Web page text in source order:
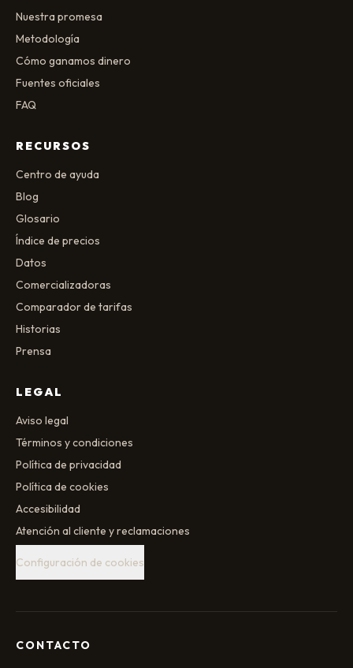
Nuestra promesa
Metodología
Cómo ganamos dinero
Fuentes oficiales
FAQ
RECURSOS
Centro de ayuda
Blog
Glosario
Índice de precios
Datos
Comercializadoras
Comparador de tarifas
Historias
Prensa
LEGAL
Aviso legal
Términos y condiciones
Política de privacidad
Política de cookies
Accesibilidad
Atención al cliente y reclamaciones
Configuración de cookies
CONTACTO